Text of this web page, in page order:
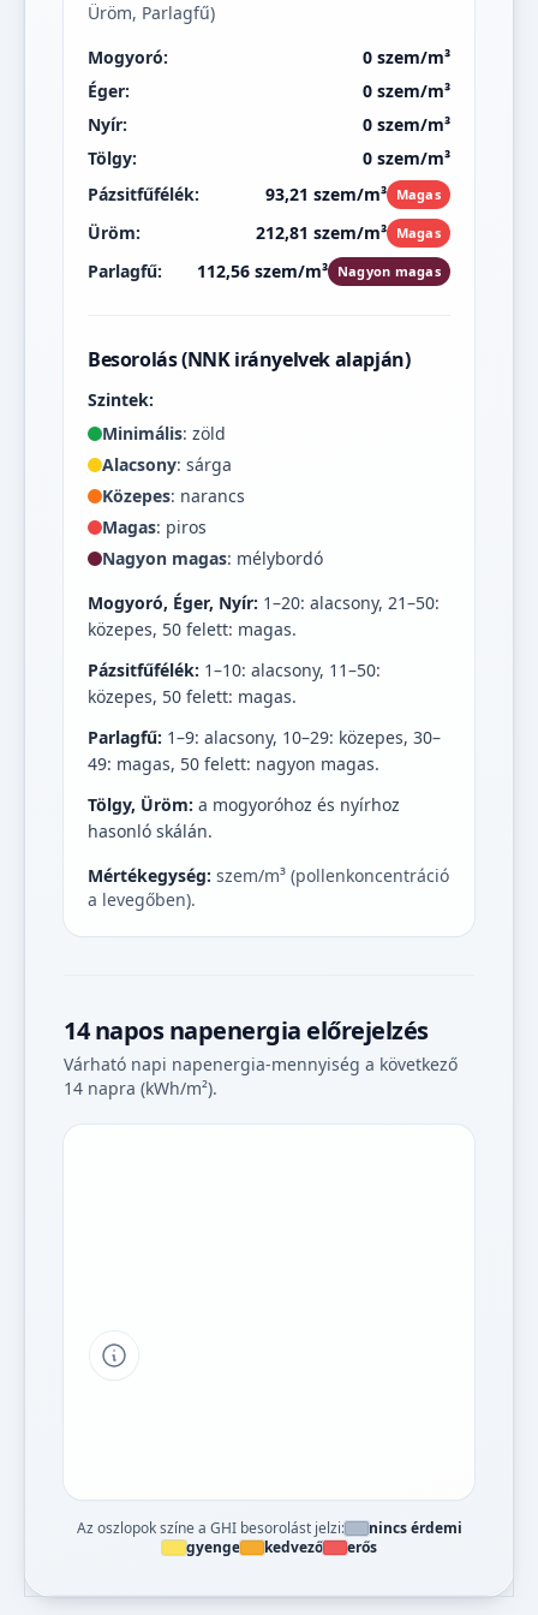
Üröm, Parlagfű)
Mogyoró:
0 szem/m³
Éger:
0 szem/m³
Nyír:
0 szem/m³
Tölgy:
0 szem/m³
Pázsitfűfélék:
93,21 szem/m³ Magas
Üröm: 212,81 szem/m³ Magas
Parlagfű: 112,56 szem/m³ Nagyon magas
Besorolás (NNK irányelvek alapján)
Szintek:
Minimális: zöld
Alacsony: sárga
Közepes: narancs
Magas: piros
Nagyon magas: mélybordó
Mogyoró, Éger, Nyír: 1–20: alacsony, 21–50:
közepes, 50 felett: magas.
Pázsitfűfélék: 1–10: alacsony, 11–50:
közepes, 50 felett: magas.
Parlagfű: 1–9: alacsony, 10–29: közepes, 30–
49: magas, 50 felett: nagyon magas.
Tölgy, Üröm: a mogyoróhoz és nyírhoz
hasonló skálán.
Mértékegység: szem/m³ (pollenkoncentráció
a levegőben).
14 napos napenergia előrejelzés
Várható napi napenergia-mennyiség a következő
14 napra (kWh/m²).
Tipp a grafikon jelmagyarázatához
Az oszlopok színe a GHI besorolást jelzi:
nincs érdemi
gyenge
kedvező erős